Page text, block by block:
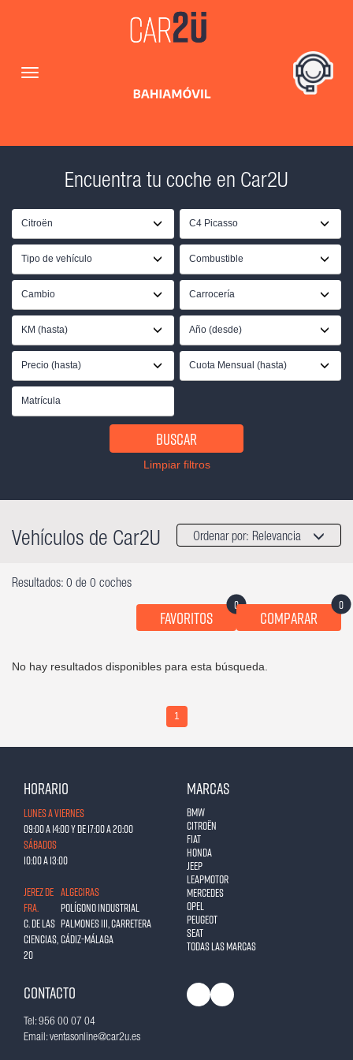
Encuentra tu coche en Car2U
Citroën C4 Picasso
Tipo de vehículo Combustible
Cambio Carrocería
KM (hasta) Año (desde)
Precio (hasta) Cuota Mensual (hasta)
Buscar
Limpiar filtros
Vehículos de Car2U Ordenar por: Relevancia
Resultados: 0 de 0 coches
Favoritos
0
Comparar
0
No hay resultados disponibles para esta búsqueda.
1
Horario
Lunes a Viernes
09:00 a 14:00 y de 17:00 a 20:00
Sábados
10:00 a 13:00
JEREZ DE
FRA.
C. de las
Ciencias,
20
ALGECIRAS
Polígono Industrial
Palmones III, Carretera
Cádiz-Málaga
Marcas
BMW
Citroën
Fiat
Honda
Jeep
Leapmotor
Mercedes
Opel
Peugeot
Seat
Todas las marcas
Contacto
Tel: 956 00 07 04
Email: ventasonline@car2u.es